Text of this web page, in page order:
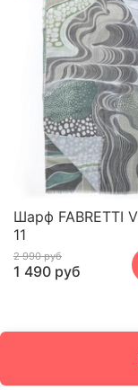
Шарф FABRETTI
11
2 990 руб
1 490 руб